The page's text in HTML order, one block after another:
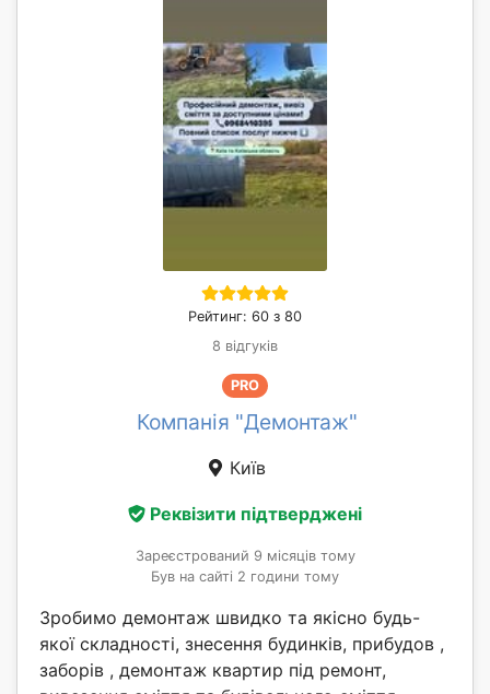
Рейтинг: 60 з 80
8 відгуків
PRO
Компанія "Демонтаж"
Київ
Реквізити підтверджені
Зареєстрований 9 місяців тому
Був на сайті 2 години тому
Зробимо демонтаж швидко та якісно будь-
якої складності, знесення будинків, прибудов ,
заборів , демонтаж квартир під ремонт,